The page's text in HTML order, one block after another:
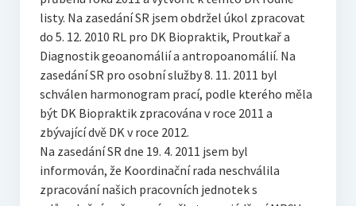
listy. Na zasedání SR jsem obdržel úkol zpracovat
do 5. 12. 2010 RL pro DK Biopraktik, Proutkař a
Diagnostik geoanomálií a antropoanomálií. Na
zasedání SR pro osobní služby 8. 11. 2011 byl
schválen harmonogram prací, podle kterého měla
být DK Biopraktik zpracována v roce 2011 a
zbývající dvě DK v roce 2012.
Na zasedání SR dne 19. 4. 2011 jsem byl
informován, že Koordinační rada neschválila
zpracování našich pracovních jednotek s